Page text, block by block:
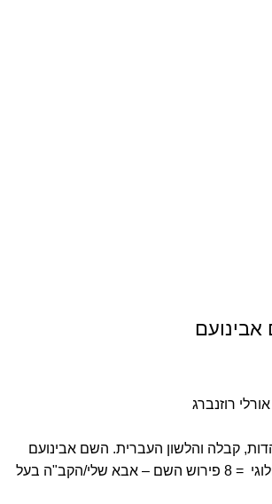
אורלי רוזנברג
קבלה והלשון העברית. השם אבינועם
אבינועם ערך נומרולוגי = 8 פירוש השם – אבא שלי/הקב"ה בעל